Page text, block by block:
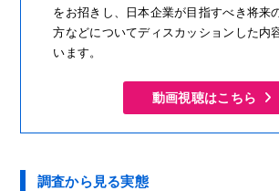
をお招きし、日本企業が目指すべき将来
方などについてディスカッションした内
います。
動画視聴はこちら
調査から見る実態